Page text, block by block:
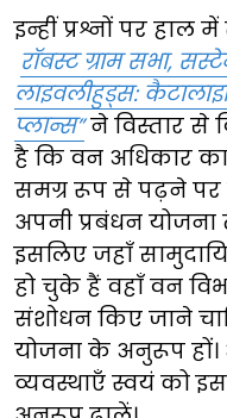
इन्हीं प्रश्नों पर हाल
रॉबस्ट ग्राम सभा,
लाइवलीहुड्स:
प्लान्स” ने विस्तार से
है कि वन अधिकार
समग्र रूप से पढ़ने पर
अपनी प्रबंधन
इसलिए जहाँ
हो चुके हैं वहाँ वन
संशोधन किए जाने
योजना के अनुरूप हों।
व्यवस्थाएँ स्वयं को